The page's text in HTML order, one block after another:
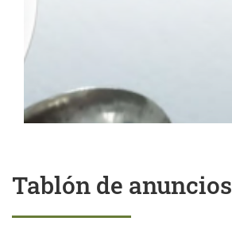
Tablón de anuncios